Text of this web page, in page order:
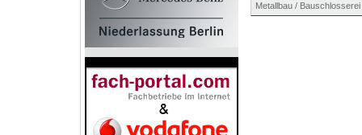
Metallbau / Bauschlosserei